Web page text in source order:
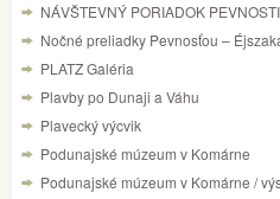
NÁVŠTEVNÝ PORIADOK
Nočné preliadky Pevnosťou –
PLATZ Galéria
Plavby po Dunaji a Váhu
Plavecký výcvik
Podunajské múzeum v Komárne
Podunajské múzeum v Komárne /